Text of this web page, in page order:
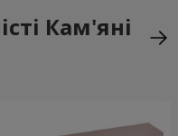
Кам'яні